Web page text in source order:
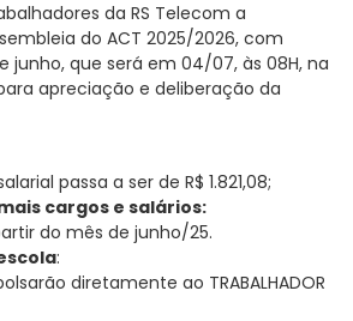
da RS Telecom a
do ACT 2025/2026, com
junho, que será em 04/07, às 08H, na
apreciação e deliberação da
passa a ser de R$ 1.821,08;
cargos e salários:
do mês de junho/25.
:
diretamente ao TRABALHADOR